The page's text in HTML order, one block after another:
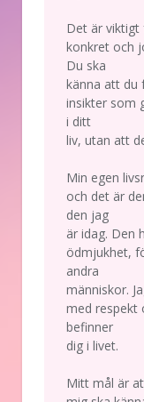
Det är
konkret och
Du ska
känna att du
insikter som
i ditt
liv, utan att
Min egen
och det är
den jag
är idag. Den
ödmjukhet,
andra
människor.
med respekt
befinner
dig i livet.
Mitt mål är